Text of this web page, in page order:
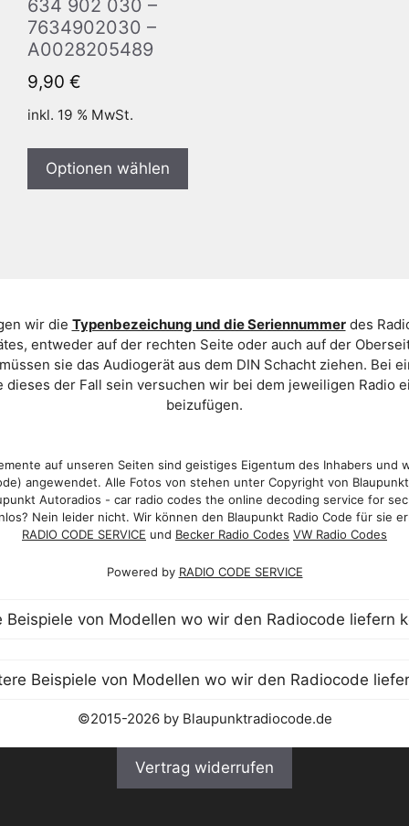
634 902 030 –
7634902030 –
A0028205489
9,90 €
inkl. 19 % MwSt.
Optionen wählen
wir die Typenbezeichung und die Seriennummerdes
entweder auf der rechten Seite oder auch auf der
sie das Audiogerät aus dem DIN Schacht ziehen. Bei
der Fall sein versuchen wir bei dem jeweiligen Radio
beizufügen.
auf unseren Seiten sind geistiges Eigentum des Inhabers und
angewendet. Alle Fotos von stehen unter Copyright von
Autoradios - car radio codes the online decoding service for
Nein leider nicht. Wir können den Blaupunkt Radio Code für sie
RADIO CODE SERVICE und Becker Radio Codes VW Radio Codes
Powered by RADIO CODE SERVICE
©2015-2026 by Blaupunktradiocode.de
Vertrag widerrufen